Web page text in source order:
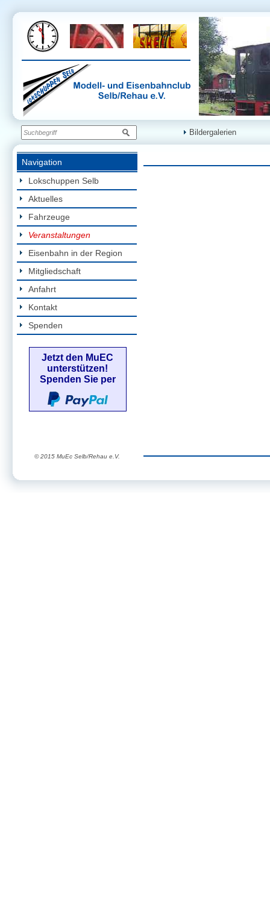
Bildergalerien
Navigation
Lokschuppen Selb
Aktuelles
Fahrzeuge
Veranstaltungen
Eisenbahn in der Region
Mitgliedschaft
Anfahrt
Kontakt
Spenden
Jetzt den MuEC
unterstützen!
Spenden Sie per
© 2015 MuEc Selb/Rehau e.V.